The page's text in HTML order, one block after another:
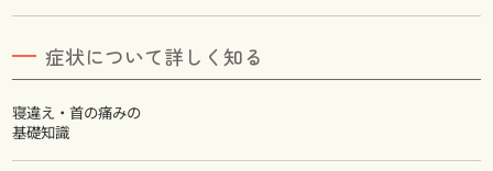
症状について詳しく知る
寝違え・首の痛みの
基礎知識